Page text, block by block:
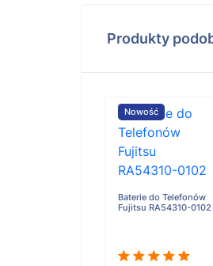
Produkty
Nowość
Baterie do Telefonów
Fujitsu RA54310-0102